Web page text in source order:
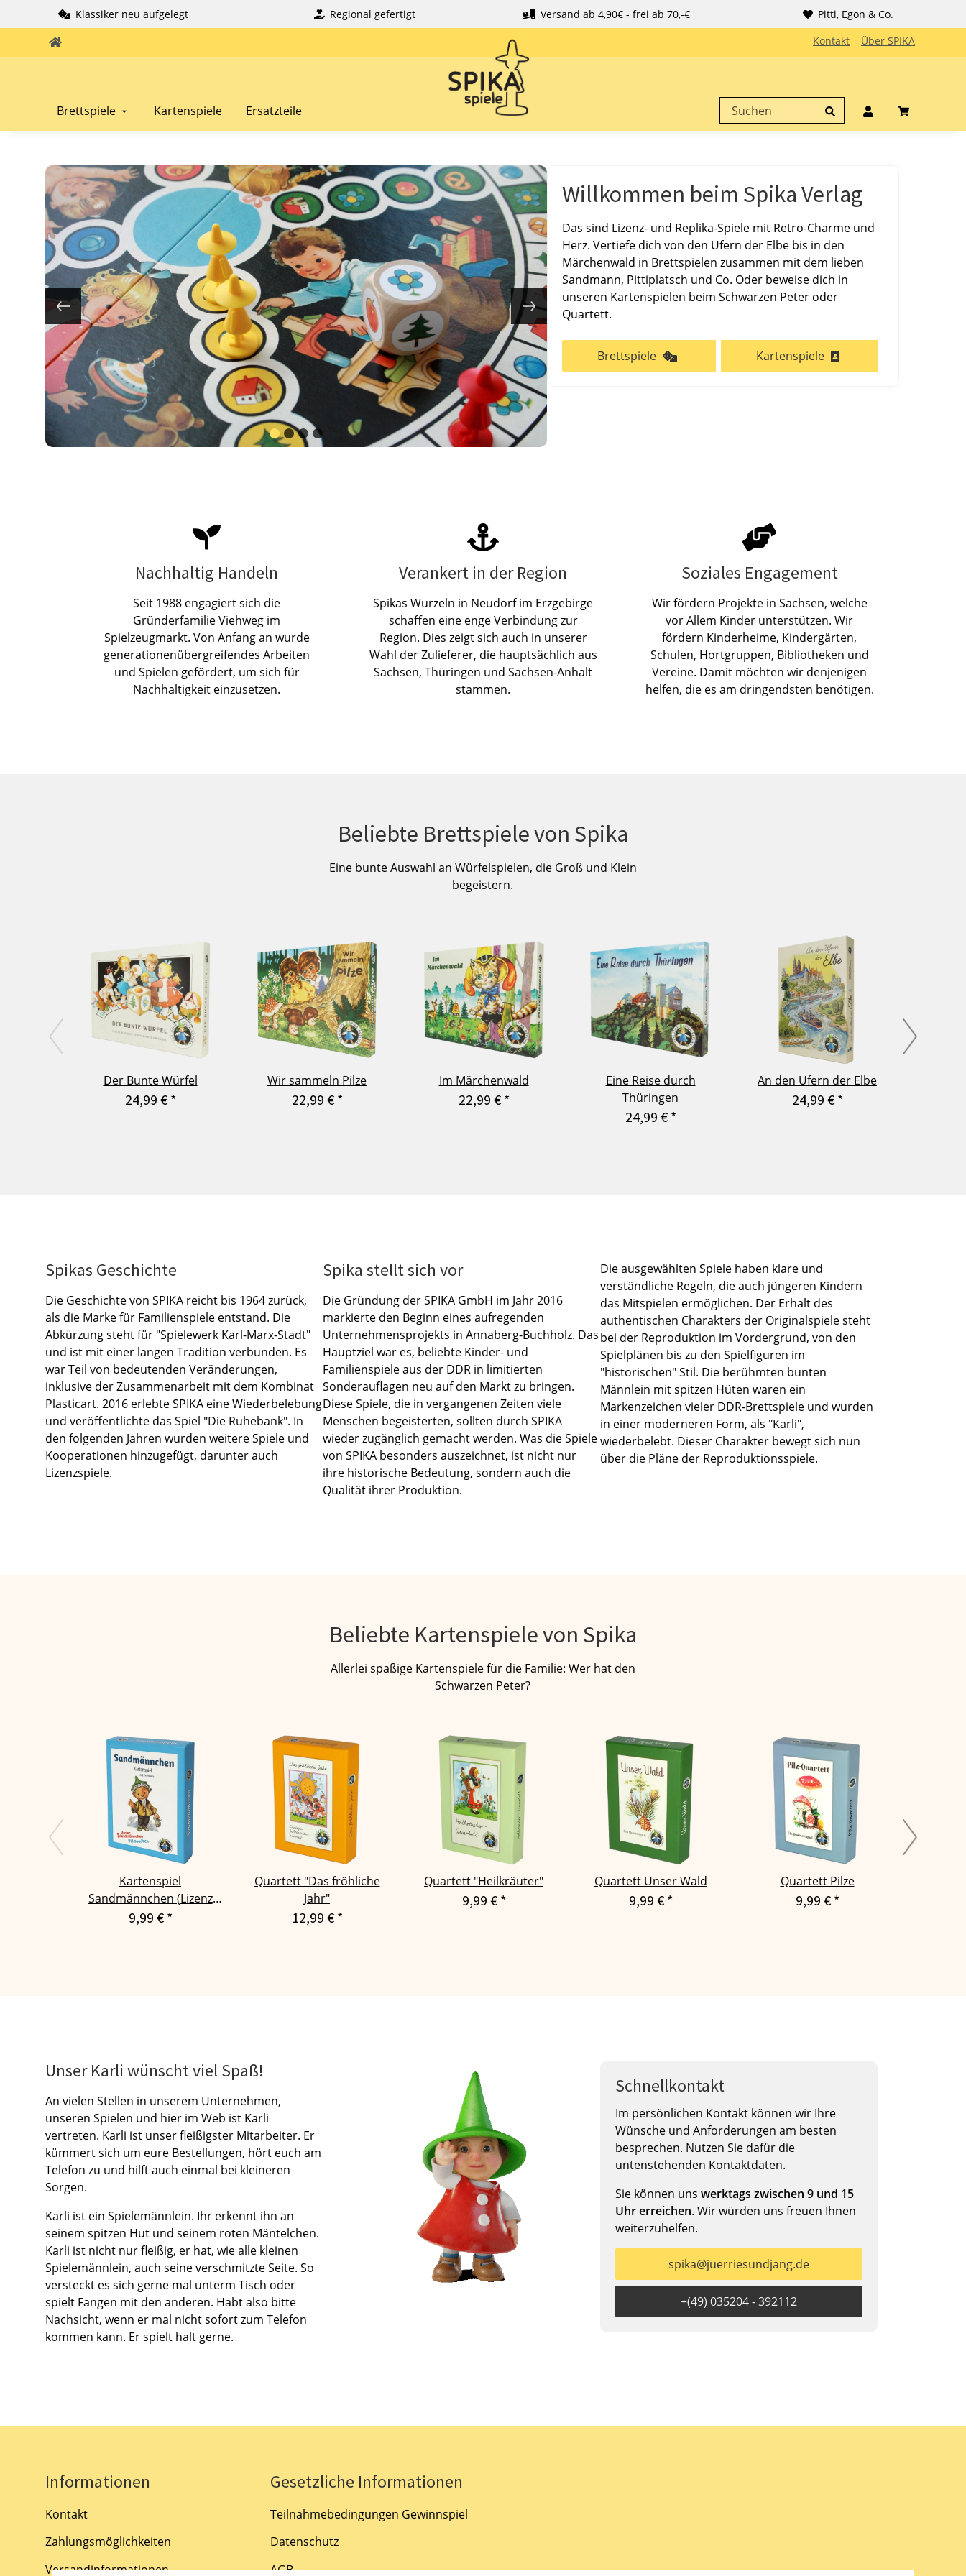
Klassiker neu aufgelegt Regional gefertigt Versand ab 4,90€ - frei ab 70,-€
Pitti, Egon & Co.
Kontakt
Über SPIKA
Brettspiele Kartenspiele Ersatzteile
Willkommen beim Spika Verlag
Das sind Lizenz- und Replika-Spiele mit Retro-Charme und
Herz. Vertiefe dich von den Ufern der Elbe bis in den
Märchenwald in Brettspielen zusammen mit dem lieben
Sandmann, Pittiplatsch und Co. Oder beweise dich in
unseren Kartenspielen beim Schwarzen Peter oder
Quartett.
Brettspiele Kartenspiele
Nachhaltig Handeln
Seit 1988 engagiert sich die
Gründerfamilie Viehweg im
Spielzeugmarkt. Von Anfang an wurde
generationenübergreifendes Arbeiten
und Spielen gefördert, um sich für
Nachhaltigkeit einzusetzen.
Verankert in der Region
Spikas Wurzeln in Neudorf im Erzgebirge
schaffen eine enge Verbindung zur
Region. Dies zeigt sich auch in unserer
Wahl der Zulieferer, die hauptsächlich aus
Sachsen, Thüringen und Sachsen-Anhalt
stammen.
Soziales Engagement
Wir fördern Projekte in Sachsen, welche
vor Allem Kinder unterstützen. Wir
fördern Kinderheime, Kindergärten,
Schulen, Hortgruppen, Bibliotheken und
Vereine. Damit möchten wir denjenigen
helfen, die es am dringendsten benötigen.
Beliebte Brettspiele von Spika
Eine bunte Auswahl an Würfelspielen, die Groß und Klein
begeistern.
Der Bunte Würfel
24,99 € *
Wir sammeln Pilze
22,99 € *
Im Märchenwald
22,99 € *
Eine Reise durch
Thüringen
24,99 € *
An den Ufern der Elbe
24,99 € *
Spikas Geschichte
Die Geschichte von SPIKA reicht bis 1964 zurück,
als die Marke für Familienspiele entstand. Die
Abkürzung steht für "Spielewerk Karl-Marx-Stadt"
und ist mit einer langen Tradition verbunden. Es
war Teil von bedeutenden Veränderungen,
inklusive der Zusammenarbeit mit dem Kombinat
Plasticart. 2016 erlebte SPIKA eine Wiederbelebung
und veröffentlichte das Spiel "Die Ruhebank". In
den folgenden Jahren wurden weitere Spiele und
Kooperationen hinzugefügt, darunter auch
Lizenzspiele.
Spika stellt sich vor
Die Gründung der SPIKA GmbH im Jahr 2016
markierte den Beginn eines aufregenden
Unternehmensprojekts in Annaberg-Buchholz. Das
Hauptziel war es, beliebte Kinder- und
Familienspiele aus der DDR in limitierten
Sonderauflagen neu auf den Markt zu bringen.
Diese Spiele, die in vergangenen Zeiten viele
Menschen begeisterten, sollten durch SPIKA
wieder zugänglich gemacht werden. Was die Spiele
von SPIKA besonders auszeichnet, ist nicht nur
ihre historische Bedeutung, sondern auch die
Qualität ihrer Produktion.
Die ausgewählten Spiele haben klare und
verständliche Regeln, die auch jüngeren Kindern
das Mitspielen ermöglichen. Der Erhalt des
authentischen Charakters der Originalspiele steht
bei der Reproduktion im Vordergrund, von den
Spielplänen bis zu den Spielfiguren im
"historischen" Stil. Die berühmten bunten
Männlein mit spitzen Hüten waren ein
Markenzeichen vieler DDR-Brettspiele und wurden
in einer moderneren Form, als "Karli",
wiederbelebt. Dieser Charakter bewegt sich nun
über die Pläne der Reproduktionsspiele.
Beliebte Kartenspiele von Spika
Allerlei spaßige Kartenspiele für die Familie: Wer hat den
Schwarzen Peter?
Kartenspiel
Sandmännchen (Lizenz
rbb)
9,99 € *
Quartett "Das fröhliche
Jahr"
12,99 € *
Quartett "Heilkräuter"
9,99 € *
Quartett Unser Wald
9,99 € *
Quartett Pilze
9,99 € *
Unser Karli wünscht viel Spaß!
An vielen Stellen in unserem Unternehmen,
unseren Spielen und hier im Web ist Karli
vertreten. Karli ist unser fleißigster Mitarbeiter. Er
kümmert sich um eure Bestellungen, hört euch am
Telefon zu und hilft auch einmal bei kleineren
Sorgen.
Karli ist ein Spielemännlein. Ihr erkennt ihn an
seinem spitzen Hut und seinem roten Mäntelchen.
Karli ist nicht nur fleißig, er hat, wie alle kleinen
Spielemännlein, auch seine verschmitzte Seite. So
versteckt es sich gerne mal unterm Tisch oder
spielt Fangen mit den anderen. Habt also bitte
Nachsicht, wenn er mal nicht sofort zum Telefon
kommen kann. Er spielt halt gerne.
Schnellkontakt
Im persönlichen Kontakt können wir Ihre
Wünsche und Anforderungen am besten
besprechen. Nutzen Sie dafür die
untenstehenden Kontaktdaten.
Sie können uns werktags zwischen 9 und 15
Uhr erreichen. Wir würden uns freuen Ihnen
weiterzuhelfen.
spika@juerriesundjang.de
+(49) 035204 - 392112
Informationen
Kontakt
Zahlungsmöglichkeiten
Versandinformationen
Gesetzliche Informationen
Teilnahmebedingungen Gewinnspiel
Datenschutz
AGB